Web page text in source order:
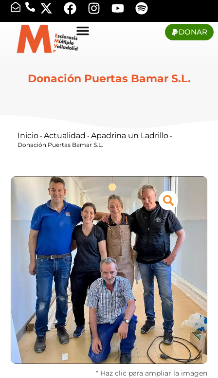
DONAR
Donación Puertas Bamar S.L.
Inicio- Actualidad - Apadrina un Ladrillo-
Donación Puertas Bamar S.L.
* Haz clic para ampliar la imagen